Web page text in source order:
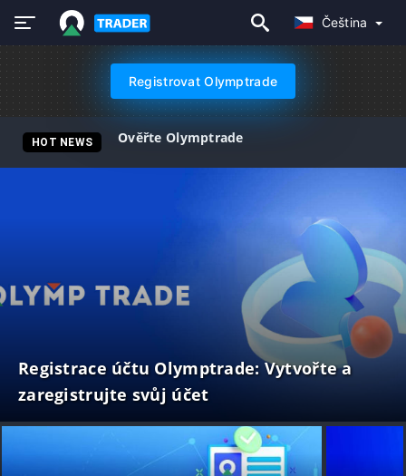
Čeština
Registrovat Olymptrade
HOT NEWS Ověřte Olymptrade
Registrace účtu Olymptrade: Vytvořte a
zaregistrujte svůj účet